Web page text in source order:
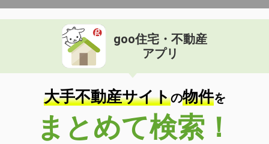
goo住宅・不動産
アプリ
大手不動産サイトの物件を
まとめて検索！